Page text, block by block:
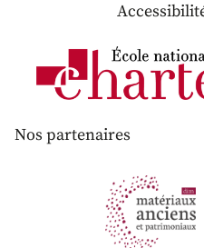
Nos partenaires